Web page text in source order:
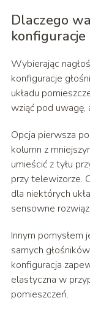
Dlaczego
konfiguracje
Wybierając
konfiguracje
układu
wziąć pod uwagę,
Opcja pierwsza
kolumn z
umieścić z tyłu
przy telewizorze.
dla niektórych
sensowne
Innym pomysłem
samych
konfiguracja
elastyczna w
pomieszczeń.